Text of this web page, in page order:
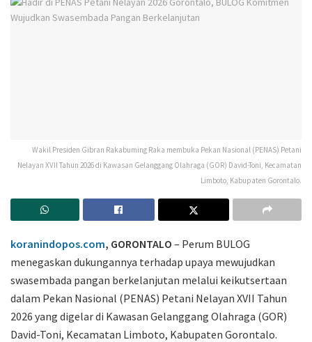
Wakil Presiden Gibran Rakabuming Raka membuka Pekan Nasional (PENAS) Petani
Nelayan XVII Tahun 2026 di Kawasan Gelanggang Olahraga (GOR) David-Toni, Kecamatan
Limboto, Kabupaten Gorontalo.
koranindopos.com, GORONTALO – Perum BULOG
menegaskan dukungannya terhadap upaya mewujudkan
swasembada pangan berkelanjutan melalui keikutsertaan
dalam Pekan Nasional (PENAS) Petani Nelayan XVII Tahun
2026 yang digelar di Kawasan Gelanggang Olahraga (GOR)
David-Toni, Kecamatan Limboto, Kabupaten Gorontalo.